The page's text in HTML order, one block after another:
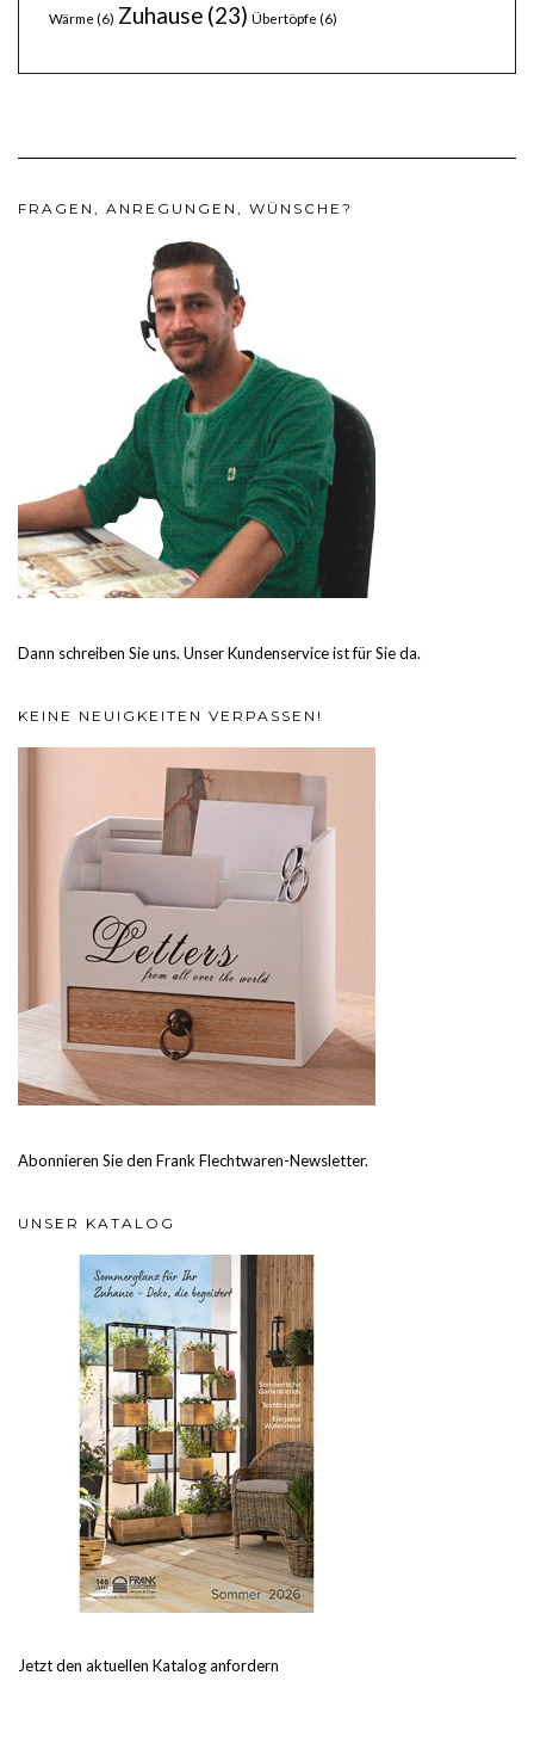
Wärme (6) Zuhause (23) Übertöpfe (6)
FRAGEN, ANREGUNGEN, WÜNSCHE?
Dann schreiben Sie uns. Unser Kundenservice ist für Sie da.
KEINE NEUIGKEITEN VERPASSEN!
Abonnieren Sie den Frank Flechtwaren-Newsletter.
UNSER KATALOG
Jetzt den aktuellen Katalog anfordern